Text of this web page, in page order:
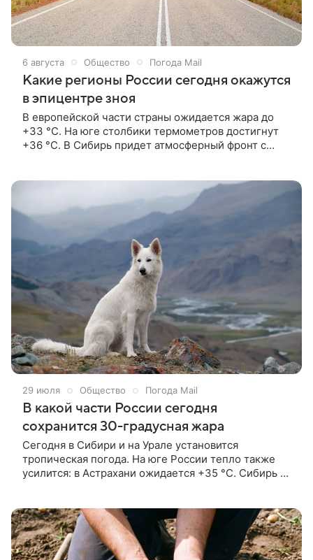
6 августа Общество Погода Mail
Какие регионы России сегодня окажутся
в эпицентре зноя
В европейской части страны ожидается жара до
+33 °С. На юге столбики термометров достигнут
+36 °С. В Сибирь придет атмосферный фронт с
разогреет до +36 °С. В Севастополе термометр
покажет +32 °С, в Сочи — +30 °С, в Новороссийске
— +33 °С, в Краснодаре — +35 °С.
29 июля Общество Погода Mail
В какой части России сегодня
сохранится 30-градусная жара
Сегодня в Сибири и на Урале установится
тропическая погода. На юге России тепло также
усилится: в Астрахани ожидается +35 °С. Сибирь от
+32 °С, в Норильске — до +27 °С, в Тюмени — до
+32 °С, в Омске — до +31 °С, в Новосибирске — до
+27 °С, в Иркутске — до +28 °С. Самая сильная
аномалия установится на севере, там даже дожди